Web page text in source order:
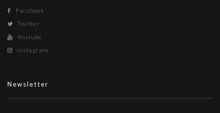
Facebook
Twitter
Youtube
Instagram
Newsletter